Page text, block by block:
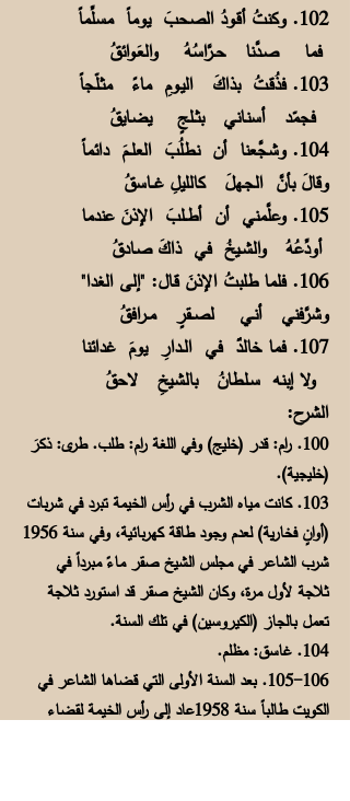
102. وكنتُ أقـودُ الصحبَ يوماً مسلِّماً
فما صـدَّنا حــرَّاسُهُ والعَـوائقُ
103. فذُقـتُ بذاكَ اليـومِ ماءً مثـلّجاً
فجمّد أسنـاني بثــلـجٍ يضـايقُ
104. وشجَّعنا أن نـطلُبَ العلــمَ دائماً
وقالَ بأنَّ الجـهلَ كالليلِ غـــاسقُ
105. وعلَّمني أن أطــلبَ الإذنَ عندما
أودِّعُهُ والشــيخُ في ذاكَ صـادقُ
106. فلما طلبتُ الإذنَ قـال: "إلى الغدا"
وشرَّفني أنـي لصــقرٍ مــرافقُ
107. فما خالدٌ في الــدارِ يومَ غدائنا
ولا إبنه سـلـطانُ بالشـيخِ لاحقُ
الشرح:
100. رام: قدر (خليج) وفي اللغة رام: طلب. طرى: ذكرَ
(خليجية).
103. كانت مياه الشرب في رأس الخيمة تبرد في شربات
(أوانٍ فخارية) لعدم وجود طاقة كهربائية، وفي سنة 1956
شرب الشاعر في مجلس الشيخ صقر ماءً مبرداً في
ثلاجة لأول مرة، وكان الشيخ صقر قد استورد ثلاجة
تعمل بالجاز (الكيروسين) في تلك السنة.
104. غاسق: مظلم.
105-106. بعد السنة الأولى التي قضاها الشاعر في
الكويت طالباً سنة 1958عاد إلى رأس الخيمة لقضاء